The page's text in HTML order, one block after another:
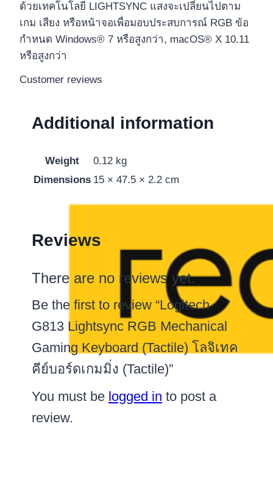
ด้วยเทคโนโลยี LIGHTSYNC แสงจะเปลี่ยนไปตาม
เกม เสียง หรือหน้าจอเพื่อมอบประสบการณ์ RGB ข้อ
กำหนด Windows® 7 หรือสูงกว่า, macOS® X 10.11
หรือสูงกว่า
Customer reviews
Additional information
Weight
0.12 kg
Dimensions 15 × 47.5 × 2.2 cm
Reviews
There are no reviews yet.
Be the first to review “Logitech
G813 Lightsync RGB Mechanical
Gaming Keyboard (Tactile) โลจิเทค
คีย์บอร์ดเกมมิ่ง (Tactile)”
You must be logged in to post a
review.